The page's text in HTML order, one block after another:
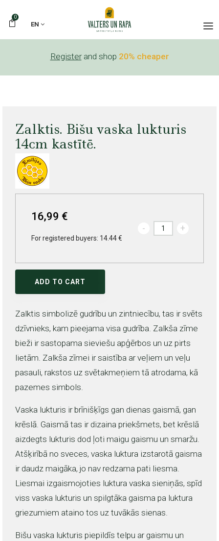
0
EN
Register and shop 20% cheaper
Zalktis. Bišu vaska lukturis
14cm kastītē.
16,99 €
For registered buyers: 14.44 €
- +
ADD TO CART
Zalktis simbolizē gudrību un zintniecību, tas ir svēts
dzīvnieks, kam pieejama visa gudrība. Zalkša zīme
bieži ir sastopama sieviešu apģērbos un uz pirts
lietām. Zalkša zīmei ir saistība ar veļiem un veļu
pasauli, rakstos uz svētakmeņiem tā atrodama, kā
pazemes simbols.
Vaska lukturis ir brīnišķīgs gan dienas gaismā, gan
krēslā. Gaismā tas ir dizaina priekšmets, bet krēslā
aizdegts lukturis dod ļoti maigu gaismu un smaržu.
Atšķirībā no sveces, vaska luktura izstarotā gaisma
ir daudz maigāka, jo nav redzama pati liesma.
Liesmai izgaismojoties luktura vaska sieniņās, spīd
viss vaska lukturis un spilgtāka gaisma pa luktura
griezumiem ataino tos uz tuvākās sienas.
Bišu vaska lukturis piepildīs telpu ar gaismu un